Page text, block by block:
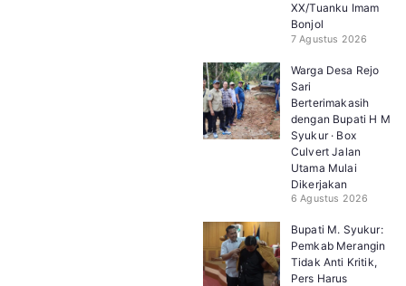
XX/Tuanku Imam
Bonjol
7 Agustus 2026
Warga Desa Rejo
Sari
Berterimakasih
dengan Bupati H M
Syukur · Box
Culvert Jalan
Utama Mulai
Dikerjakan
6 Agustus 2026
Bupati M. Syukur:
Pemkab Merangin
Tidak Anti Kritik,
Pers Harus